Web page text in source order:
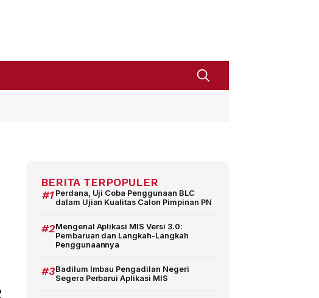
BERITA TERPOPULER
#1 Perdana, Uji Coba Penggunaan BLC
dalam Ujian Kualitas Calon Pimpinan PN
#2Mengenal Aplikasi MIS Versi 3.0:
Pembaruan dan Langkah-Langkah
Penggunaannya
#3Badilum Imbau Pengadilan Negeri
Segera Perbarui Aplikasi MIS